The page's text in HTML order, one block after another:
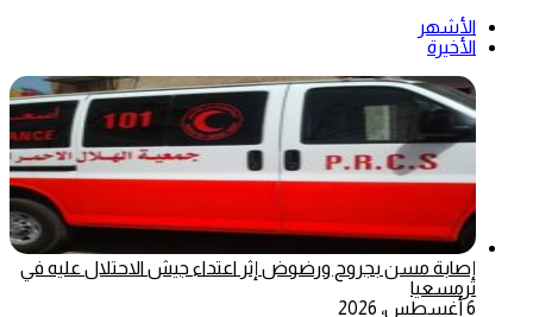
الأشهر
الأخيرة
إصابة مسن بجروح ورضوض إثر اعتداء جيش الاحتلال عليه في
ترمسعيا
6 أغسطس، 2026